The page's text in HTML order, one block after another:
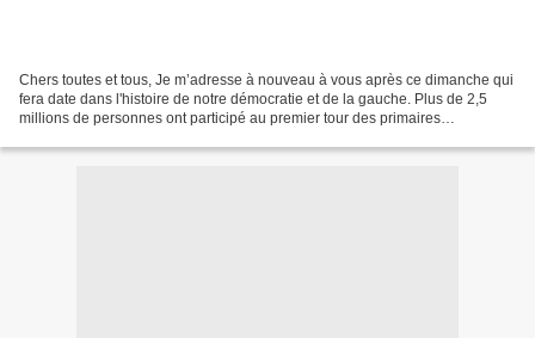
Chers toutes et tous, Je m’adresse à nouveau à vous après ce dimanche qui
fera date dans l'histoire de notre démocratie et de la gauche. Plus de 2,5
millions de personnes ont participé au premier tour des primaires